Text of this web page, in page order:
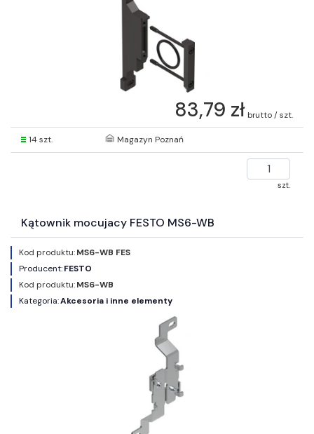
83,79 zł brutto / szt.
14 szt. Magazyn Poznań
szt.
Kątownik mocujacy FESTO MS6-WB
Kod produktu:MS6-WB FES
Producent:FESTO
Kod produktu:MS6-WB
Kategoria:Akcesoria i inne elementy